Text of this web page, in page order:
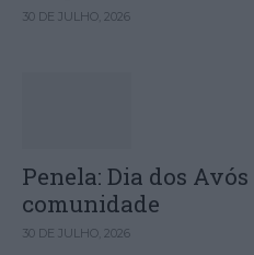
30 DE JULHO, 2026
Penela: Dia dos
comunidade
30 DE JULHO, 2026